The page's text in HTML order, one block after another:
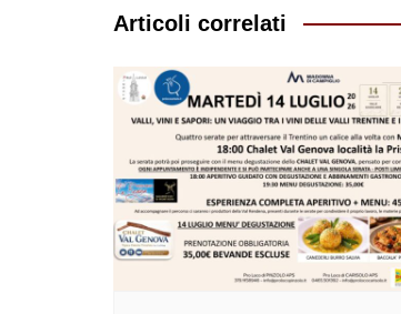
Articoli correlati